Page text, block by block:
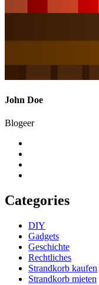
John Doe
Blogeer
Categories
DIY
Gadgets
Geschichte
Rechtliches
Strandkorb kaufen
Strandkorb mieten